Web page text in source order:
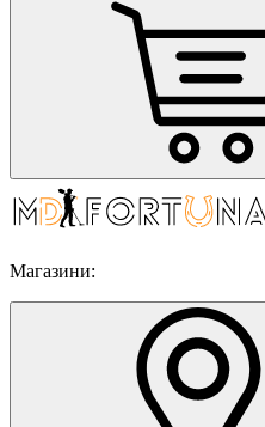
Магазини: